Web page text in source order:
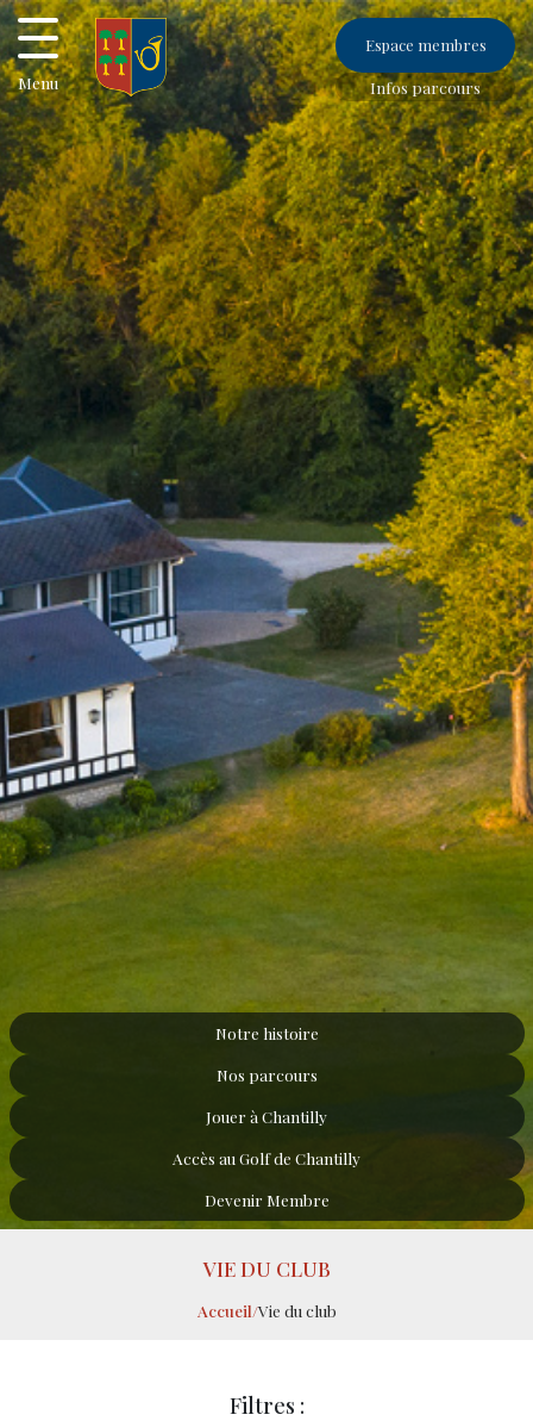
Menu
Espace membres
Infos parcours
Notre histoire
Nos parcours
Jouer à Chantilly
Accès au Golf de Chantilly
Devenir Membre
VIE DU CLUB
Accueil/Vie du club
Filtres :